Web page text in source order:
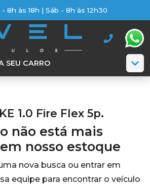
8h às 18h | Sáb - 8h às 12h30
SEU CARRO
1.0 Fire Flex 5p.
não está mais
nosso estoque
nova busca ou entrar em
equipe para encontrar o veículo